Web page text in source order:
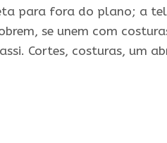
para fora do plano; a
se unem com
Cortes, costuras, um